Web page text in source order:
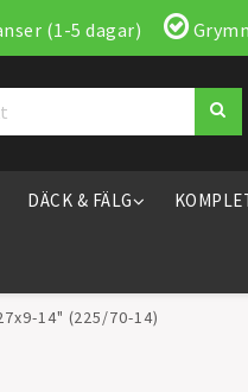
(1-5 dagar)
DÄCK & FÄLG
14" (225/70-14)